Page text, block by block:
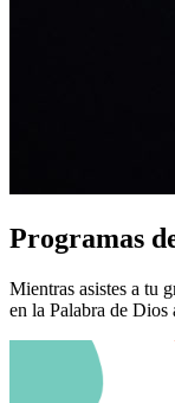
Programas
Mientras asistes a tu
en la Palabra de